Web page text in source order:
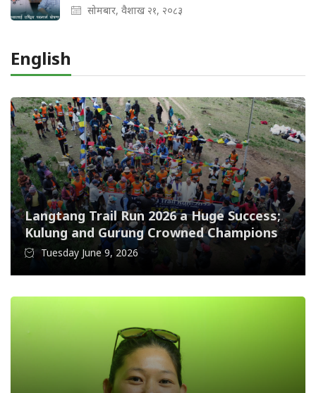
सोमबार, वैशाख २१, २०८३
English
Langtang Trail Run 2026 a Huge Success;
Kulung and Gurung Crowned Champions
Tuesday June 9, 2026